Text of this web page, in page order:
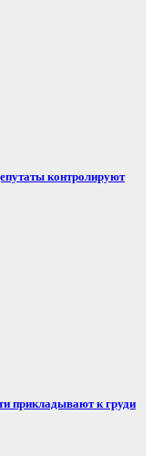
контролируют
прикладывают к груди